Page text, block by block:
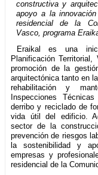
constructiva y
apoyo a la
residencial de la
Vasco, programa
Eraikal es una
Planificación
promoción de la
arquitectónica tanto en
rehabilitación y
Inspecciones
derribo y reciclado de
vida útil del edificio.
sector de la
prevención de riesgos
la sostenibilidad y
empresas y
residencial de la